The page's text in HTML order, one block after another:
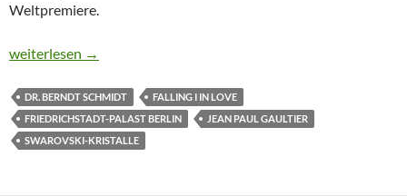
Weltpremiere.
GRANDIOSE GLITZERSHOW BEGEISTERT UND WECKT
weiterlesen →
DR. BERNDT SCHMIDT
FALLING I IN LOVE
FRIEDRICHSTADT-PALAST BERLIN
JEAN PAUL GAULTIER
SWAROVSKI-KRISTALLE